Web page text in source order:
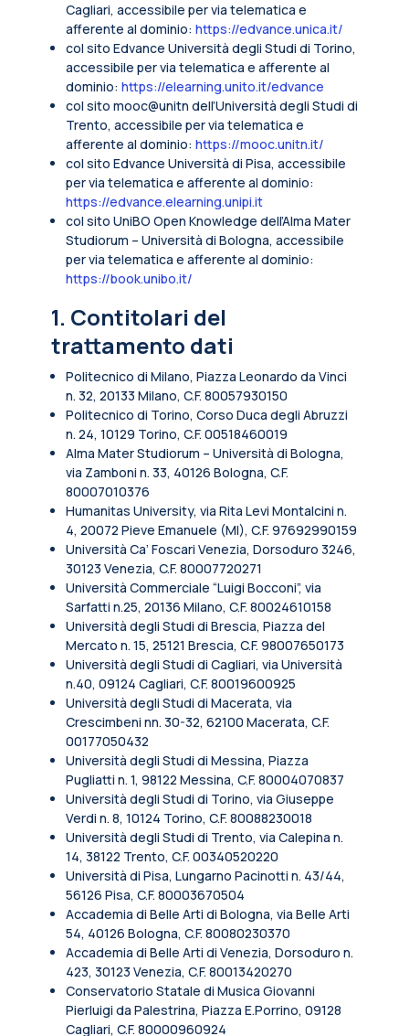
Cagliari, accessibile per via telematica e
afferente al dominio: https://edvance.unica.it/
col sito Edvance Università degli Studi di Torino,
accessibile per via telematica e afferente al
dominio: https://elearning.unito.it/edvance
col sito mooc@unitn dell’Università degli Studi di
Trento, accessibile per via telematica e
afferente al dominio: https://mooc.unitn.it/
col sito Edvance Università di Pisa, accessibile
per via telematica e afferente al dominio:
https://edvance.elearning.unipi.it
col sito UniBO Open Knowledge dell’Alma Mater
Studiorum – Università di Bologna, accessibile
per via telematica e afferente al dominio:
https://book.unibo.it/
1. Contitolari del
trattamento dati
Politecnico di Milano, Piazza Leonardo da Vinci
n. 32, 20133 Milano, C.F. 80057930150
Politecnico di Torino, Corso Duca degli Abruzzi
n. 24, 10129 Torino, C.F. 00518460019
Alma Mater Studiorum – Università di Bologna,
via Zamboni n. 33, 40126 Bologna, C.F.
80007010376
Humanitas University, via Rita Levi Montalcini n.
4, 20072 Pieve Emanuele (MI), C.F. 97692990159
Università Ca’ Foscari Venezia, Dorsoduro 3246,
30123 Venezia, C.F. 80007720271
Università Commerciale “Luigi Bocconi”, via
Sarfatti n.25, 20136 Milano, C.F. 80024610158
Università degli Studi di Brescia, Piazza del
Mercato n. 15, 25121 Brescia, C.F. 98007650173
Università degli Studi di Cagliari, via Università
n.40, 09124 Cagliari, C.F. 80019600925
Università degli Studi di Macerata, via
Crescimbeni nn. 30-32, 62100 Macerata, C.F.
00177050432
Università degli Studi di Messina, Piazza
Pugliatti n. 1, 98122 Messina, C.F. 80004070837
Università degli Studi di Torino, via Giuseppe
Verdi n. 8, 10124 Torino, C.F. 80088230018
Università degli Studi di Trento, via Calepina n.
14, 38122 Trento, C.F. 00340520220
Università di Pisa, Lungarno Pacinotti n. 43/44,
56126 Pisa, C.F. 80003670504
Accademia di Belle Arti di Bologna, via Belle Arti
54, 40126 Bologna, C.F. 80080230370
Accademia di Belle Arti di Venezia, Dorsoduro n.
423, 30123 Venezia, C.F. 80013420270
Conservatorio Statale di Musica Giovanni
Pierluigi da Palestrina, Piazza E.Porrino, 09128
Cagliari, C.F. 80000960924